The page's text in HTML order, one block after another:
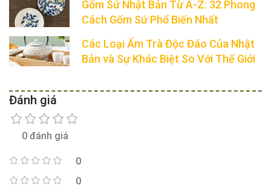
Gốm Sứ Nhật Bản Từ A-Z: 32 Phong
Cách Gốm Sứ Phổ Biến Nhất
Các Loại Ấm Trà Độc Đáo Của Nhật
Bản và Sự Khác Biệt So Với Thế Giới
Đánh giá
0 đánh giá
0
0